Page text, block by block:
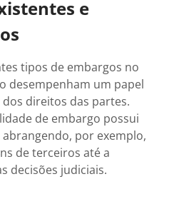
e
tipos de embargos no
desempenham um papel
direitos das partes.
de embargo possui
por exemplo,
de terceiros até a
decisões judiciais.